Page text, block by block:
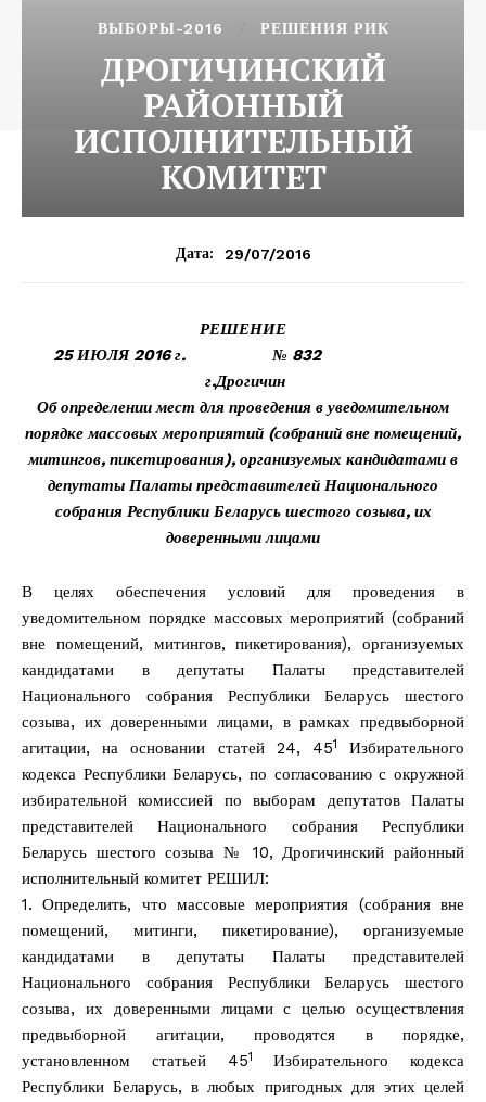
ВЫБОРЫ-2016 РЕШЕНИЯ РИК
ДРОГИЧИНСКИЙ
РАЙОННЫЙ
ИСПОЛНИТЕЛЬНЫЙ
КОМИТЕТ
Дата: 29/07/2016
РЕШЕНИЕ
25 ИЮЛЯ 2016 г. № 832
г.Дрогичин
Об определении мест для проведения в уведомительном
порядке массовых мероприятий (собраний вне помещений,
митингов, пикетирования), организуемых кандидатами в
депутаты Палаты представителей Национального
собрания Республики Беларусь шестого созыва, их
доверенными лицами
В целях обеспечения условий для проведения в
уведомительном порядке массовых мероприятий (собраний
вне помещений, митингов, пикетирования), организуемых
кандидатами в депутаты Палаты представителей
Национального собрания Республики Беларусь шестого
созыва, их доверенными лицами, в рамках предвыборной
агитации, на основании статей 24, 451
Избирательного
кодекса Республики Беларусь, по согласованию с окружной
избирательной комиссией по выборам депутатов Палаты
представителей Национального собрания Республики
Беларусь шестого созыва № 10, Дрогичинский районный
исполнительный комитет РЕШИЛ:
1. Определить, что массовые мероприятия (собрания вне
помещений, митинги, пикетирование), организуемые
кандидатами в депутаты Палаты представителей
Национального собрания Республики Беларусь шестого
созыва, их доверенными лицами с целью осуществления
предвыборной агитации, проводятся в порядке,
установленном статьей 451
Избирательного кодекса
Республики Беларусь, в любых пригодных для этих целей